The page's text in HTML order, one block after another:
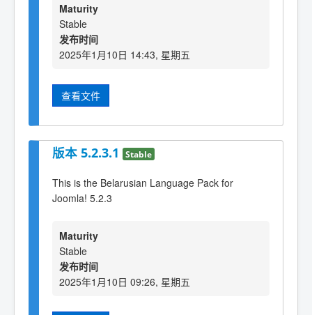
Maturity
Stable
发布时间
2025年1月10日 14:43, 星期五
查看文件
版本 5.2.3.1 Stable
This is the Belarusian Language Pack for
Joomla! 5.2.3
Maturity
Stable
发布时间
2025年1月10日 09:26, 星期五